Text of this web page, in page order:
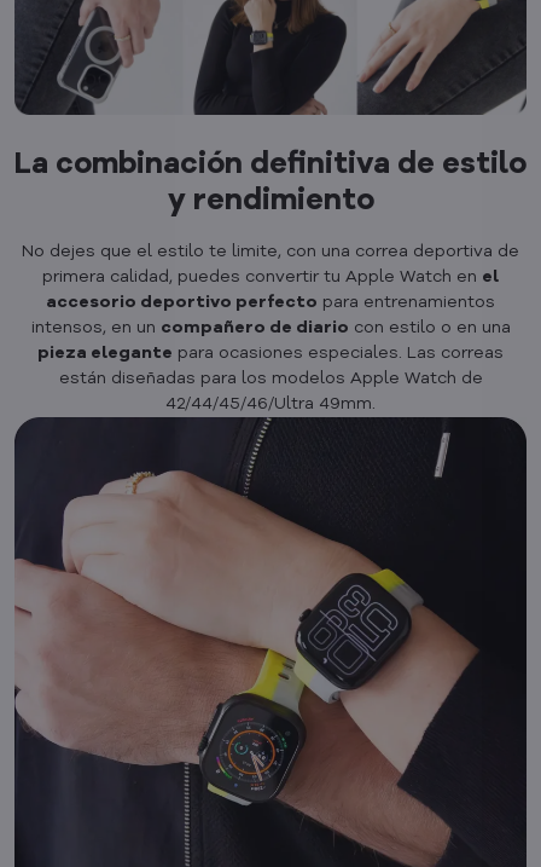
La combinación definitiva de estilo
y rendimiento
No dejes que el estilo te limite, con una correa deportiva de
primera calidad, puedes convertir tu Apple Watch en el
accesorio deportivo perfecto para entrenamientos
intensos, en un compañero de diario con estilo o en una
pieza elegante para ocasiones especiales. Las correas
están diseñadas para los modelos Apple Watch de
42/44/45/46/Ultra 49mm.